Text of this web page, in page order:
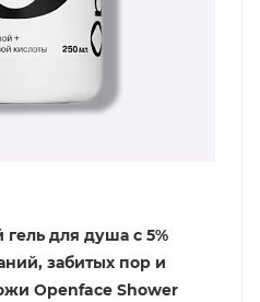
для душа с 5%
забитых пор и
Openface Shower